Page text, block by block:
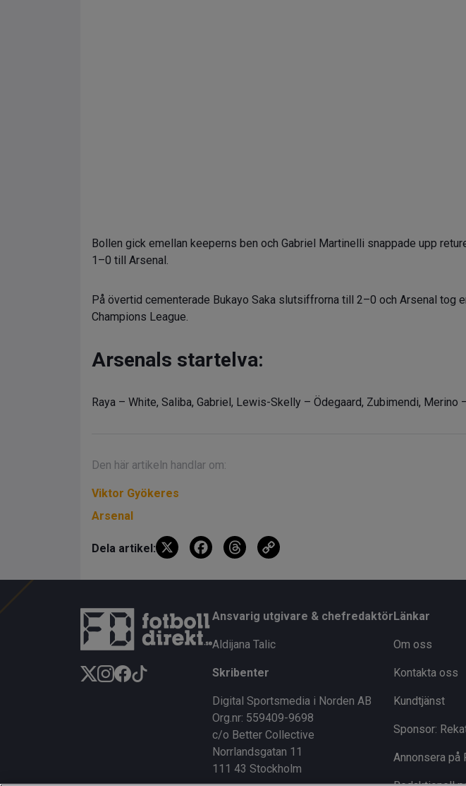
Bollen gick emellan keeperns ben och Gabriel Martinelli snappade upp
1–0 till Arsenal.
På övertid cementerade Bukayo Saka slutsiffrorna till 2–0 och Arsenal tog
Champions League.
Arsenals startelva:
Raya – White, Saliba, Gabriel, Lewis-Skelly – Ödegaard, Zubimendi, Merino
Den här artikeln handlar om:
Viktor Gyökeres
Arsenal
Dela artikel: X
F
b
o
k
T
a
d
Li
Ansvarig utgivare & chefredaktör
Aldijana Talic
Skribenter
Digital Sportsmedia i Norden AB
Org.nr: 559409-9698
c/o Better Collective
Norrlandsgatan 11
111 43 Stockholm
Länkar
Om oss
Kontakta oss
Kundtjänst
Sponsor:
Annonsera